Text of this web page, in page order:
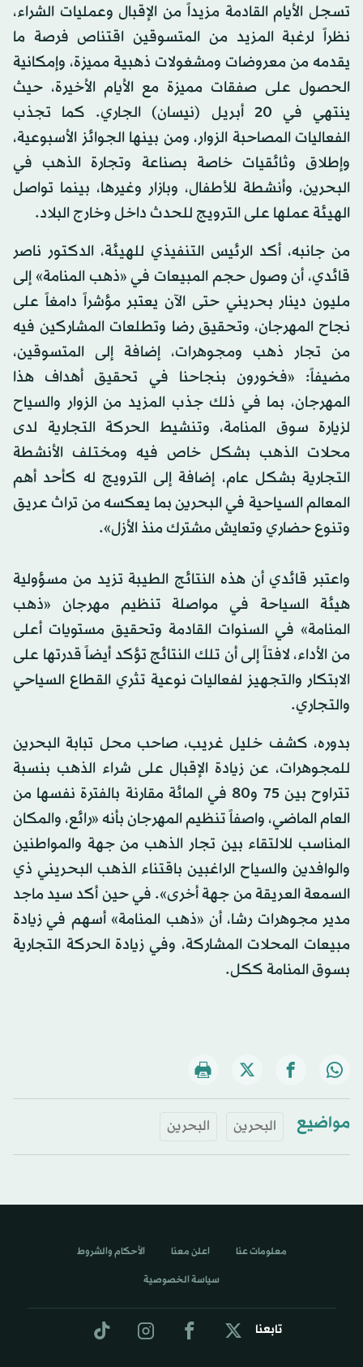
تسجل الأيام القادمة مزيداً من الإقبال وعمليات الشراء،
نظراً لرغبة المزيد من المتسوقين اقتناص فرصة ما
يقدمه من معروضات ومشغولات ذهبية مميزة، وإمكانية
الحصول على صفقات مميزة مع الأيام الأخيرة، حيث
ينتهي في 20 أبريل (نيسان) الجاري. كما تجذب
الفعاليات المصاحبة الزوار، ومن بينها الجوائز الأسبوعية،
وإطلاق وثائقيات خاصة بصناعة وتجارة الذهب في
البحرين، وأنشطة للأطفال، وبازار وغيرها، بينما تواصل
الهيئة عملها على الترويج للحدث داخل وخارج البلاد.
من جانبه، أكد الرئيس التنفيذي للهيئة، الدكتور ناصر
قائدي، أن وصول حجم المبيعات في «ذهب المنامة» إلى
مليون دينار بحريني حتى الآن يعتبر مؤشراً دامغاً على
نجاح المهرجان، وتحقيق رضا وتطلعات المشاركين فيه
من تجار ذهب ومجوهرات، إضافة إلى المتسوقين،
مضيفاً: «فخورون بنجاحنا في تحقيق أهداف هذا
المهرجان، بما في ذلك جذب المزيد من الزوار والسياح
لزيارة سوق المنامة، وتنشيط الحركة التجارية لدى
محلات الذهب بشكل خاص فيه ومختلف الأنشطة
التجارية بشكل عام، إضافة إلى الترويج له كأحد أهم
المعالم السياحية في البحرين بما يعكسه من تراث عريق
وتنوع حضاري وتعايش مشترك منذ الأزل».
واعتبر قائدي أن هذه النتائج الطيبة تزيد من مسؤولية
هيئة السياحة في مواصلة تنظيم مهرجان «ذهب
المنامة» في السنوات القادمة وتحقيق مستويات أعلى
من الأداء، لافتاً إلى أن تلك النتائج تؤكد أيضاً قدرتها على
الابتكار والتجهيز لفعاليات نوعية تثري القطاع السياحي
والتجاري.
بدوره، كشف خليل غريب، صاحب محل تبابة البحرين
للمجوهرات، عن زيادة الإقبال على شراء الذهب بنسبة
تتراوح بين 75 و80 في المائة مقارنة بالفترة نفسها من
العام الماضي، واصفاً تنظيم المهرجان بأنه «رائع، والمكان
المناسب للالتقاء بين تجار الذهب من جهة والمواطنين
والوافدين والسياح الراغبين باقتناء الذهب البحريني ذي
السمعة العريقة من جهة أخرى». في حين أكد سيد ماجد
مدير مجوهرات رشا، أن «ذهب المنامة» أسهم في زيادة
مبيعات المحلات المشاركة، وفي زيادة الحركة التجارية
بسوق المنامة ككل.
مواضيع البحرين البحرين
تابعنا
معلومات عنا اعلن معنا الأحكام والشروط
سياسة الخصوصية